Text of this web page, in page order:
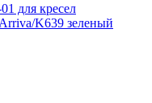
для кресел
K639 зеленый